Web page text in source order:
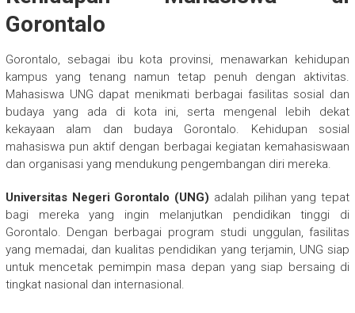
Gorontalo
Gorontalo, sebagai ibu kota provinsi, menawarkan kehidupan
kampus yang tenang namun tetap penuh dengan aktivitas.
Mahasiswa UNG dapat menikmati berbagai fasilitas sosial dan
budaya yang ada di kota ini, serta mengenal lebih dekat
kekayaan alam dan budaya Gorontalo. Kehidupan sosial
mahasiswa pun aktif dengan berbagai kegiatan kemahasiswaan
dan organisasi yang mendukung pengembangan diri mereka.
Universitas Negeri Gorontalo (UNG) adalah pilihan yang tepat
bagi mereka yang ingin melanjutkan pendidikan tinggi di
Gorontalo. Dengan berbagai program studi unggulan, fasilitas
yang memadai, dan kualitas pendidikan yang terjamin, UNG siap
untuk mencetak pemimpin masa depan yang siap bersaing di
tingkat nasional dan internasional.